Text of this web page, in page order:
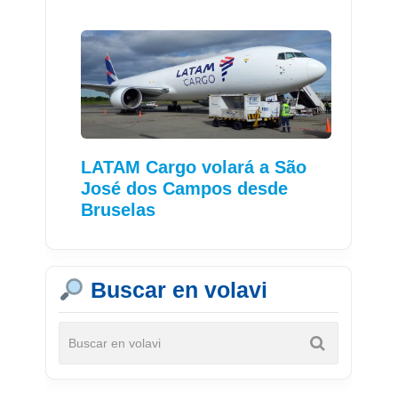
LATAM Cargo volará a São
José dos Campos desde
Bruselas
Buscar en volavi